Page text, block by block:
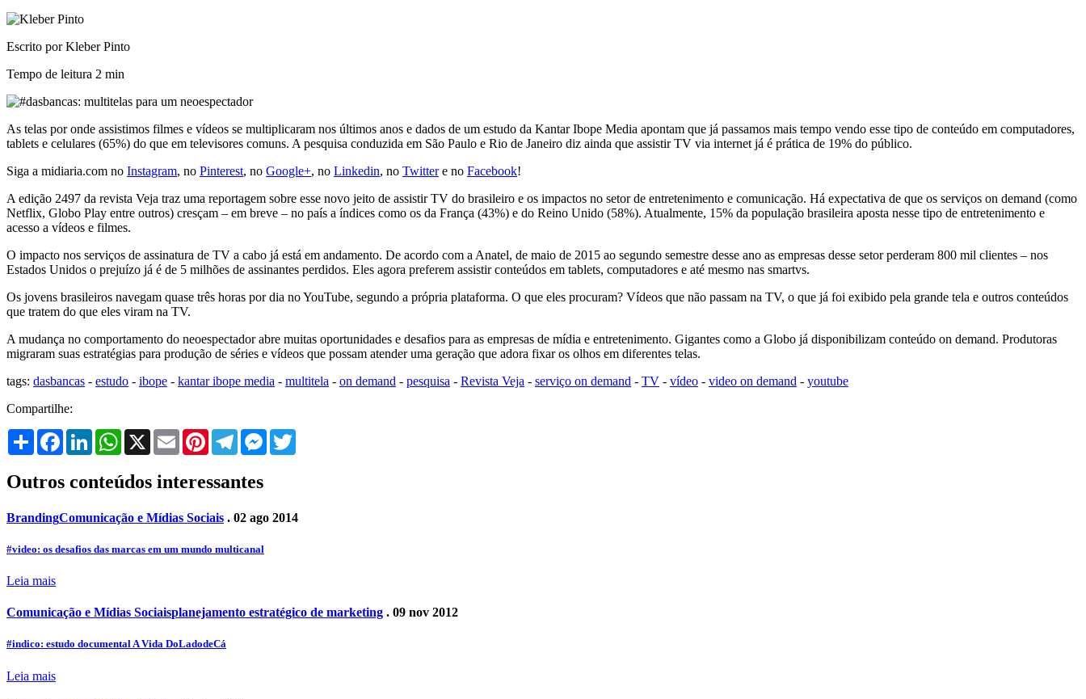
Escrito por Kleber Pinto
Tempo de leitura 2 min
As telas por onde assistimos filmes e vídeos se multiplicaram nos últimos anos e dados de um estudo da Kantar Ibope Media apontam que já passamos mais tempo vendo esse tipo de conteúdo em computadores,
tablets e celulares (65%) do que em televisores comuns. A pesquisa conduzida em São Paulo e Rio de Janeiro diz ainda que assistir TV via internet já é prática de 19% do público.
Siga a midiaria.com no Instagram, no Pinterest, no Google+, no Linkedin, no Twittere no Facebook!
A edição 2497 da revista Veja traz uma reportagem sobre esse novo jeito de assistir TV do brasileiro e os impactos no setor de entretenimento e comunicação. Há expectativa de que os serviços on demand (como
Netflix, Globo Play entre outros) cresçam – em breve – no país a índices como os da França (43%) e do Reino Unido (58%). Atualmente, 15% da população brasileira aposta nesse tipo de entretenimento e
acesso a vídeos e filmes.
O impacto nos serviços de assinatura de TV a cabo já está em andamento. De acordo com a Anatel, de maio de 2015 ao segundo semestre desse ano as empresas desse setor perderam 800 mil clientes – nos
Estados Unidos o prejuízo já é de 5 milhões de assinantes perdidos. Eles agora preferem assistir conteúdos em tablets, computadores e até mesmo nas smartvs.
Os jovens brasileiros navegam quase três horas por dia no YouTube, segundo a própria plataforma. O que eles procuram? Vídeos que não passam na TV, o que já foi exibido pela grande tela e outros conteúdos
que tratem do que eles viram na TV.
A mudança no comportamento do neoespectador abre muitas oportunidades e desafios para as empresas de mídia e entretenimento. Gigantes como a Globo já disponibilizam conteúdo on demand. Produtoras
migraram suas estratégias para produção de séries e vídeos que possam atender uma geração que adora fixar os olhos em diferentes telas.
tags: dasbancas - estudo - ibope - kantar ibope media - multitela - on demand - pesquisa - Revista Veja - serviço on demand - TV - vídeo - video on demand - youtube
Compartilhe:
Share FacebookLinkedInWhatsApp
X Email PinterestTelegramMessenger
Outros conteúdos interessantes
BrandingComunicação e Mídias Sociais . 02 ago 2014
#video: os desafios das marcas em um mundo multicanal
Leia mais
Comunicação e Mídias Sociaisplanejamento estratégico de marketing . 09 nov 2012
#indico: estudo documental A Vida DoLadodeCá
Leia mais